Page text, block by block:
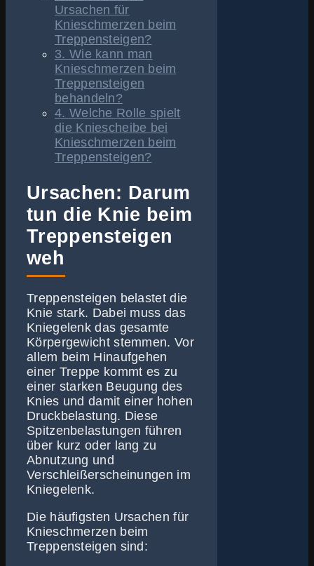
Ursachen für
Knieschmerzen beim
Treppensteigen?
3. Wie kann man
Knieschmerzen beim
Treppensteigen
behandeln?
4. Welche Rolle spielt
die Kniescheibe bei
Knieschmerzen beim
Treppensteigen?
Ursachen: Darum
tun die Knie beim
Treppensteigen
weh
Treppensteigen belastet die
Knie stark. Dabei muss das
Kniegelenk das gesamte
Körpergewicht stemmen. Vor
allem beim Hinaufgehen
einer Treppe kommt es zu
einer starken Beugung des
Knies und damit einer hohen
Druckbelastung. Diese
Spitzenbelastungen führen
über kurz oder lang zu
Abnutzung und
Verschleißerscheinungen im
Kniegelenk.
Die häufigsten Ursachen für
Knieschmerzen beim
Treppensteigen sind: